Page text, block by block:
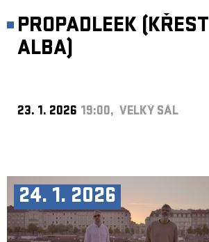
PROPADLEEK (KŘEST
ALBA)
23. 1. 2026 19:00, VELKÝ SÁL
24. 1. 2026